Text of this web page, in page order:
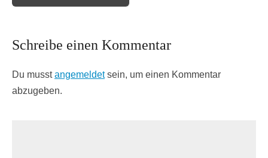
Schreibe einen Kommentar
Du musstangemeldetsein, um einen Kommentar
abzugeben.